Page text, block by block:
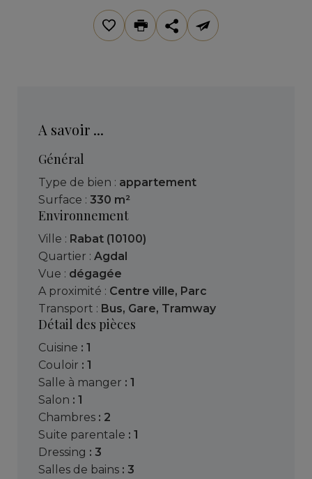
A savoir ...
Général
Type de bien : appartement
Surface : 330 m²
Environnement
Ville : Rabat (10100)
Quartier : Agdal
Vue : dégagée
A proximité : Centre ville, Parc
Transport : Bus, Gare, Tramway
Détail des pièces
cuisine : 1
couloir : 1
salle à manger : 1
salon : 1
chambres : 2
suite parentale : 1
dressing : 3
salles de bains : 3